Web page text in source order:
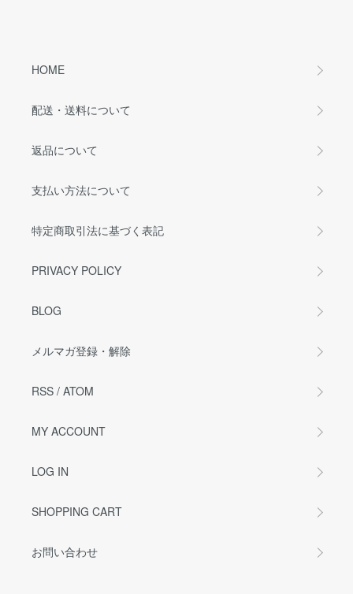
HOME
配送・送料について
返品について
支払い方法について
特定商取引法に基づく表記
PRIVACY POLICY
BLOG
メルマガ登録・解除
RSS / ATOM
MY ACCOUNT
LOG IN
SHOPPING CART
お問い合わせ